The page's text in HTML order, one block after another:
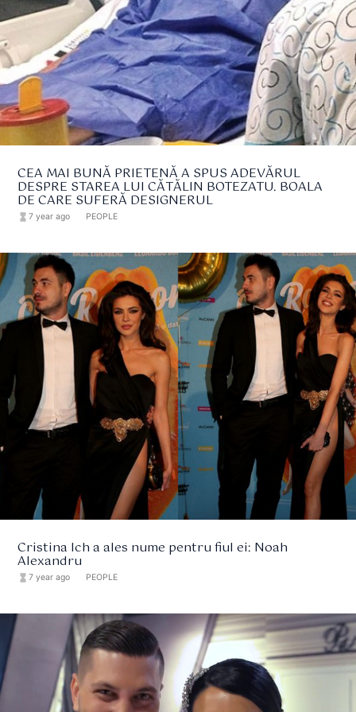
CEA MAI BUNĂ PRIETENĂ A SPUS ADEVĂRUL
DESPRE STAREA LUI CĂTĂLIN BOTEZATU. BOALA
DE CARE SUFERĂ DESIGNERUL
hourglass_full7 year ago PEOPLE
Cristina Ich a ales nume pentru fiul ei: Noah
Alexandru
hourglass_full7 year ago PEOPLE